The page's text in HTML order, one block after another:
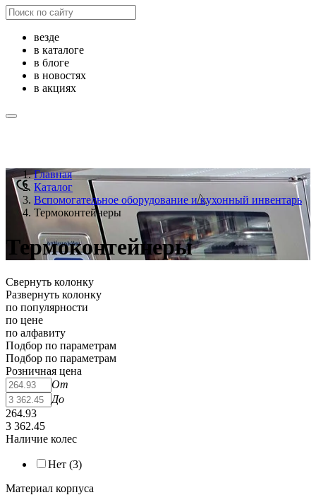
везде
в каталоге
в блоге
в новостях
в акциях
Главная
Каталог
Вспомогательное оборудование и кухонный инвентарь
Термоконтейнеры
Термоконтейнеры
Свернуть колонку
Развернуть колонку
по популярности
по цене
по алфавиту
Подбор по параметрам
Подбор по параметрам
Розничная цена
От
До
264.93
3 362.45
Наличие колес
Нет (3)
Материал корпуса